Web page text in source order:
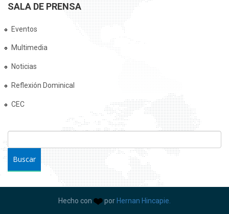
SALA DE PRENSA
Eventos
Multimedia
Noticias
Reflexión Dominical
CEC
FORMULARIO DE BÚSQUEDA
Hecho con por Hernan Hincapie.